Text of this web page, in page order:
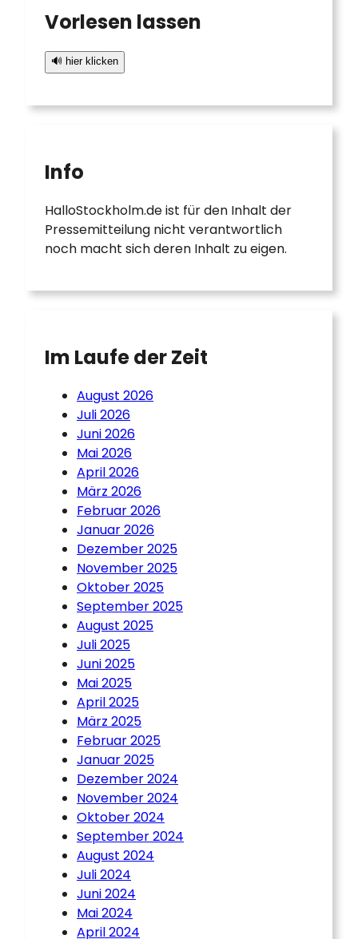
Vorlesen lassen
🔊 hier klicken
Info
HalloStockholm.de ist für den Inhalt der
Pressemitteilung nicht verantwortlich
noch macht sich deren Inhalt zu eigen.
Im Laufe der Zeit
August 2026
Juli 2026
Juni 2026
Mai 2026
April 2026
März 2026
Februar 2026
Januar 2026
Dezember 2025
November 2025
Oktober 2025
September 2025
August 2025
Juli 2025
Juni 2025
Mai 2025
April 2025
März 2025
Februar 2025
Januar 2025
Dezember 2024
November 2024
Oktober 2024
September 2024
August 2024
Juli 2024
Juni 2024
Mai 2024
April 2024